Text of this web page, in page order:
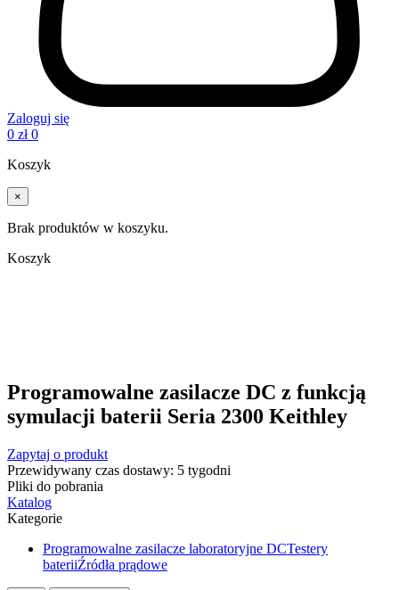
Zaloguj się
0 zł 0
Koszyk
×
Brak produktów w koszyku.
Koszyk
Programowalne zasilacze DC z funkcją
symulacji baterii Seria 2300 Keithley
Zapytaj o produkt
Przewidywany czas dostawy: 5 tygodni
Pliki do pobrania
Katalog
Kategorie
Programowalne zasilacze laboratoryjne DCTestery
bateriiŹródła prądowe